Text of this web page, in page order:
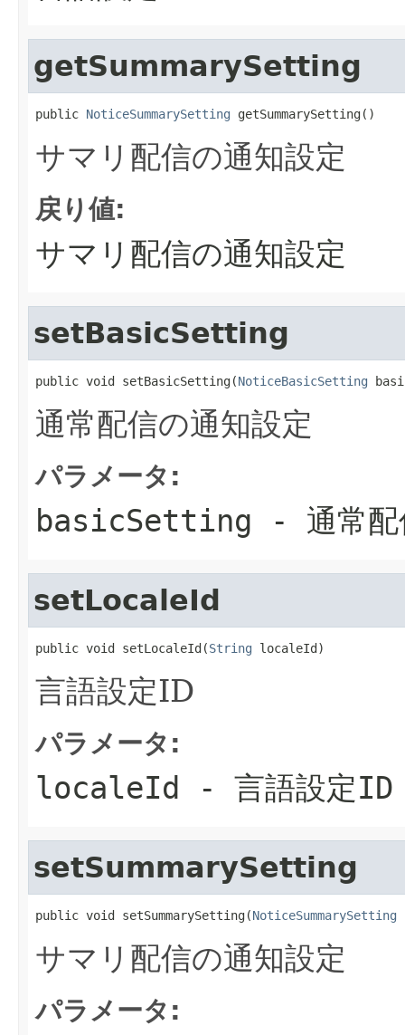
getSummarySetting
public NoticeSummarySetting getSummarySetting()
サマリ配信の通知設定
戻り値:
サマリ配信の通知設定
setBasicSetting
public void setBasicSetting(NoticeBasicSetting
通常配信の通知設定
パラメータ:
basicSetting - 通常配
setLocaleId
public void setLocaleId(String localeId)
言語設定ID
パラメータ:
localeId - 言語設定ID
setSummarySetting
public void setSummarySetting(NoticeSummarySetting
サマリ配信の通知設定
パラメータ: